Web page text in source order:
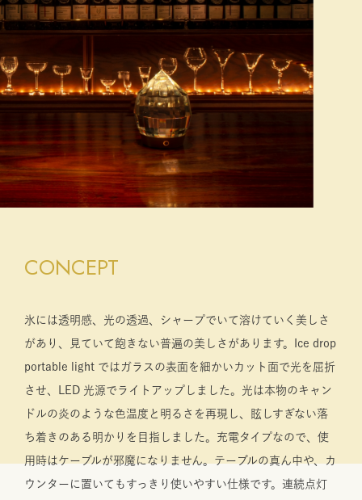
CONCEPT
氷には透明感、光の透過、シャープでいて溶けていく美しさ
があり、見ていて飽きない普遍の美しさがあります。Ice drop
portable light ではガラスの表面を細かいカット面で光を屈折
させ、LED 光源でライトアップしました。光は本物のキャン
ドルの炎のような色温度と明るさを再現し、眩しすぎない落
ち着きのある明かりを目指しました。充電タイプなので、使
用時はケーブルが邪魔になりません。テーブルの真ん中や、カ
ウンターに置いてもすっきり使いやすい仕様です。連続点灯